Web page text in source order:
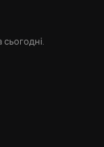
сьогодні.